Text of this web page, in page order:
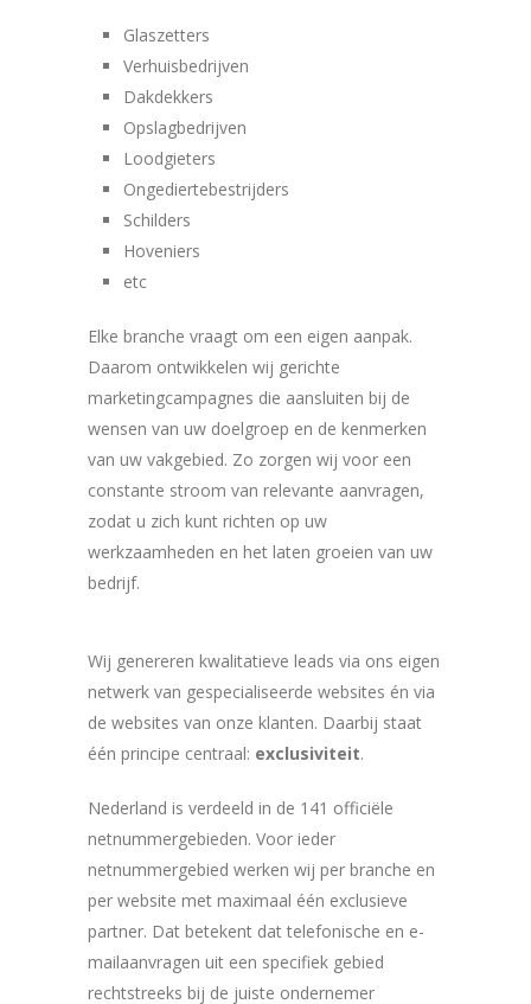
Glaszetters
Verhuisbedrijven
Dakdekkers
Opslagbedrijven
Loodgieters
Ongediertebestrijders
Schilders
Hoveniers
etc
Elke branche vraagt om een eigen aanpak.
Daarom ontwikkelen wij gerichte
marketingcampagnes die aansluiten bij de
wensen van uw doelgroep en de kenmerken
van uw vakgebied. Zo zorgen wij voor een
constante stroom van relevante aanvragen,
zodat u zich kunt richten op uw
werkzaamheden en het laten groeien van uw
bedrijf.
Wij genereren kwalitatieve leads via ons eigen
netwerk van gespecialiseerde websites én via
de websites van onze klanten. Daarbij staat
één principe centraal: exclusiviteit.
Nederland is verdeeld in de 141 officiële
netnummergebieden. Voor ieder
netnummergebied werken wij per branche en
per website met maximaal één exclusieve
partner. Dat betekent dat telefonische en e-
mailaanvragen uit een specifiek gebied
rechtstreeks bij de juiste ondernemer